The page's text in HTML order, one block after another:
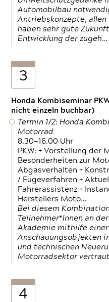
Automobilbau
Antriebskonzepte,
haben sehr gute
Entwicklung der zugeh…
3
Honda Kombiseminar
nicht einzeln buchbar)
Termin 1/2: Honda
Motorrad
8.30—16.00 Uhr
PKW: + Vorstellung der
Besonderheiten zur
Abgasverhalten +
/ Fügeverfahren +
Fahrerassistenz +
Herstellers Moto…
Bei diesem
Teilnehmer*Innen an
Akademie mithilfe
Anschauungsobjekten
und technischen
Motorradsektor
4